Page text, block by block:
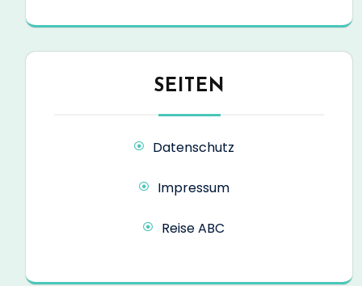
SEITEN
Datenschutz
Impressum
Reise ABC